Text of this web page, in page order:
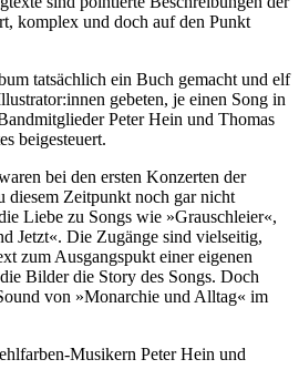
komplex und doch auf den Punkt
tatsächlich ein Buch gemacht und elf
gebeten, je einen Song in
Peter Hein und Thomas
beigesteuert.
bei den ersten Konzerten der
diesem Zeitpunkt noch gar nicht
Liebe zu Songs wie »Grauschleier«,
Jetzt«. Die Zugänge sind vielseitig,
zum Ausgangspukt einer eigenen
Bilder die Story des Songs. Doch
von »Monarchie und Alltag« im
Musikern Peter Hein und